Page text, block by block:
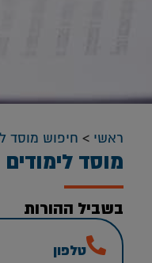
ראשי > חיפוש מוסד
מוסד לימודים
בשביל ההורות
טלפון